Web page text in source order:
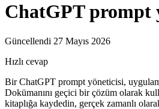
ChatGPT prompt
Güncellendi 27 Mayıs 2026
Hızlı cevap
Bir ChatGPT prompt yöneticisi,
Dokümanını geçici bir çözüm olarak
kitaplığa kaydedin, gerçek zamanlı